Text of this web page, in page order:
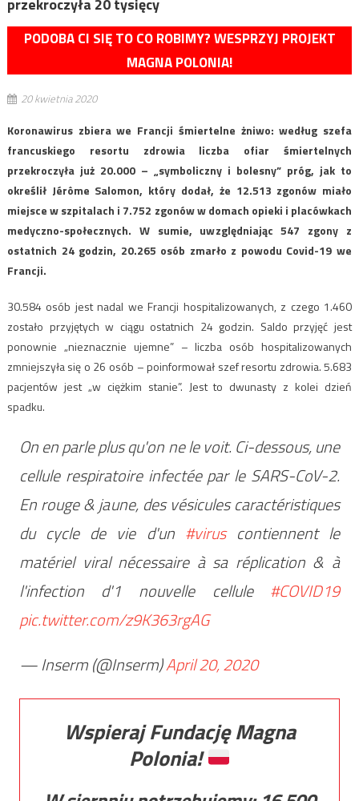
PODOBA CI SIĘ TO CO ROBIMY? WESPRZYJ PROJEKT
MAGNA POLONIA!
20 kwietnia 2020
Koronawirus zbiera we Francji śmiertelne żniwo: według szefa
francuskiego resortu zdrowia liczba ofiar śmiertelnych
przekroczyła już 20.000 – „symboliczny i bolesny” próg, jak to
określił Jérôme Salomon, który dodał, że 12.513 zgonów miało
miejsce w szpitalach i 7.752 zgonów w domach opieki i placówkach
medyczno-społecznych. W sumie, uwzględniając 547 zgony z
ostatnich 24 godzin, 20.265 osób zmarło z powodu Covid-19 we
Francji.
30.584 osób jest nadal we Francji hospitalizowanych, z czego 1.460
zostało przyjętych w ciągu ostatnich 24 godzin. Saldo przyjęć jest
ponownie „nieznacznie ujemne” – liczba osób hospitalizowanych
zmniejszyła się o 26 osób – poinformował szef resortu zdrowia. 5.683
pacjentów jest „w ciężkim stanie”. Jest to dwunasty z kolei dzień
spadku.
On en parle plus qu'on ne le voit. Ci-dessous, une
cellule respiratoire infectée par le SARS-CoV-2.
En rouge & jaune, des vésicules caractéristiques
du cycle de vie d'un #viruscontiennent le
matériel viral nécessaire à sa réplication & à
l'infection d'1 nouvelle cellule #COVID19
pic.twitter.com/z9K363rgAG
— Inserm (@Inserm)April 20, 2020
Wspieraj Fundację Magna
Polonia!